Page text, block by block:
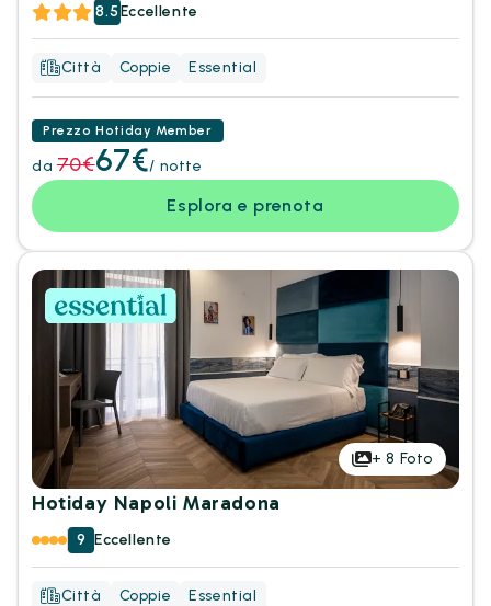
8.5Eccellente
Città Coppie Essential
Prezzo Hotiday Member
da 70€67€/ notte
Esplora e prenota
+8 Foto
Hotiday Napoli Maradona
9 Eccellente
Città Coppie Essential